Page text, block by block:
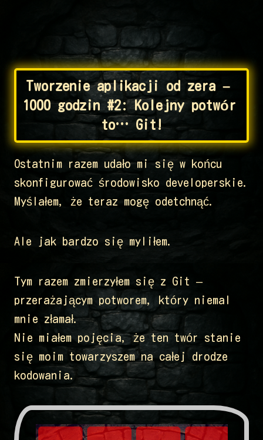
Tworzenie aplikacji od zera –
1000 godzin #2: Kolejny potwór
to… Git!
Ostatnim razem udało mi się w końcu
skonfigurować środowisko developerskie.
Myślałem, że teraz mogę odetchnąć.
Ale jak bardzo się myliłem.
Tym razem zmierzyłem się z Git –
przerażającym potworem, który niemal
mnie złamał.
Nie miałem pojęcia, że ten twór stanie
się moim towarzyszem na całej drodze
kodowania.